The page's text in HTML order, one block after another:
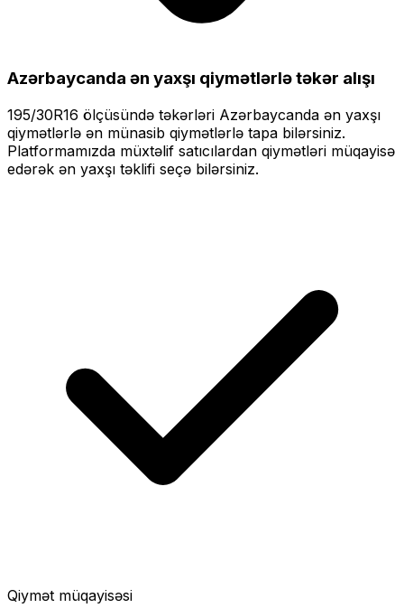
Azərbaycanda ən yaxşı qiymətlərlətəkər alışı
195/30R16 ölçüsündə təkərləri Azərbaycanda ən yaxşı
qiymətlərlə ən münasib qiymətlərlə tapa bilərsiniz.
Platformamızda müxtəlif satıcılardan qiymətləri müqayisə
edərək ən yaxşı təklifi seçə bilərsiniz.
Qiymət müqayisəsi